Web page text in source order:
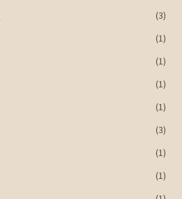
(3)
(1)
(1)
(1)
(1)
(3)
(1)
(1)